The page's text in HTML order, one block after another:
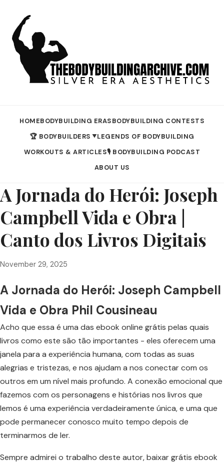
HOMEBODYBUILDING ERASBODYBUILDING CONTESTS
🏆 BODYBUILDERS ▼LEGENDS OF BODYBUILDING
WORKOUTS & ARTICLES🎙️ BODYBUILDING PODCAST
ABOUT US
A Jornada do Herói: Joseph
Campbell Vida e Obra |
Canto dos Livros Digitais
November 29, 2025
A Jornada do Herói: Joseph Campbell
Vida e Obra Phil Cousineau
Acho que essa é uma das ebook online grátis pelas quais
livros como este são tão importantes - eles oferecem uma
janela para a experiência humana, com todas as suas
alegrias e tristezas, e nos ajudam a nos conectar com os
outros em um nível mais profundo. A conexão emocional que
fazemos com os personagens e histórias nos livros que
lemos é uma experiência verdadeiramente única, e uma que
pode permanecer conosco muito tempo depois de
terminarmos de ler.
Sempre admirei o trabalho deste autor, baixar grátis ebook